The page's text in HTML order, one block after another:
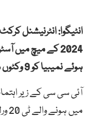
انٹیگوا: انٹرنیشنل
2024 کے میچ میں
ہوئے نمیبیا کو 9 وکٹوں سے شکست دے دی۔
آئی سی سی کے زیر